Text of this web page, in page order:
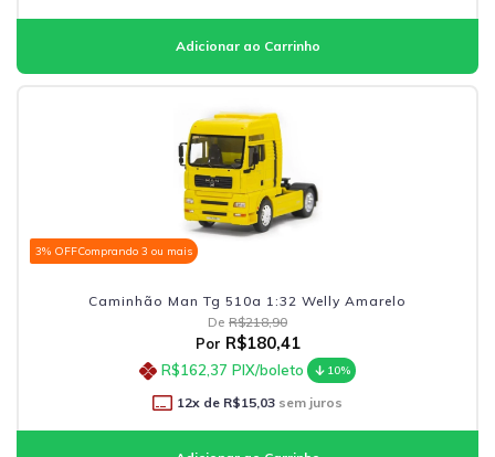
3% OFFComprando 3 ou mais
Caminhão Man Tg 510a 1:32 Welly Amarelo
De R$218,90
Por R$180,41
R$162,37 PIX/boleto 10%
12x de R$15,03 sem juros